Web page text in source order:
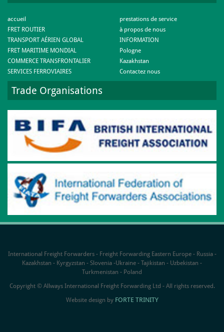
accueil
FRET ROUTIER
TRANSPORT AÉRIEN GLOBAL
FRET MARITIME MONDIAL
COMMERCE TRANSFRONTALIER
SERVICES FERROVIAIRES
prestations de service
à propos de nous
INFORMATION
Pologne
Kazakhstan
Contactez nous
Trade Organisations
International Freight Forwarders - Freight Forwarding Eastern Europe - Russia -
Kazakhstan - Kyrgyzstan - Slovenia -Ukraine - Tajikistan - Uzbekistan -
Turkmenistan - Poland
Copyright © Allways International Freight Forwarding Ltd - All rights reserved.
Website design by FORTE TRINITY